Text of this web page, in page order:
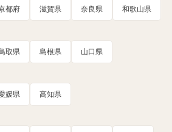
都府 滋賀県 奈良県 和歌山県
取県 島根県 山口県
媛県 高知県